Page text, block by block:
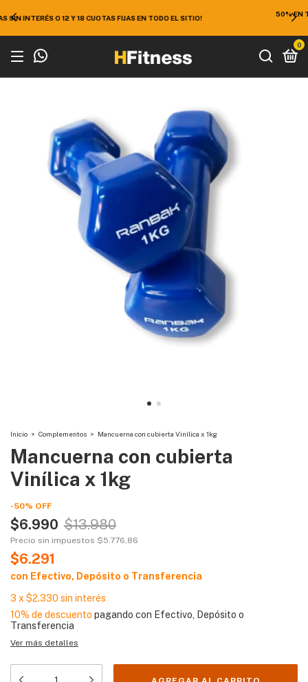
50% EN TODO EL SITIO ¡APROVECHÁ 10% EXTRA DE DESCUENTO EN
EFECTIVO O TRANSFERENCIA!
0
Inicio > Complementos > Mancuerna con cubierta Vinílica x 1kg
Mancuerna con cubierta
Vinílica x 1kg
-50% OFF
$6.990 $13.980
Precio sin impuestos $5.776,86
$6.291
con Efectivo, Depósito o Transferencia
3 x $2.330 sin interés
10% de descuento pagando con Efectivo, Depósito o
Transferencia
Ver más detalles